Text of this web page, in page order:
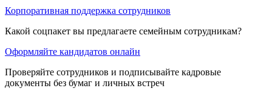
Корпоративная поддержка сотрудников
Какой соцпакет вы предлагаете семейным сотрудникам?
Оформляйте кандидатов онлайн
Проверяйте сотрудников и подписывайте кадровые
документы без бумаг и личных встреч